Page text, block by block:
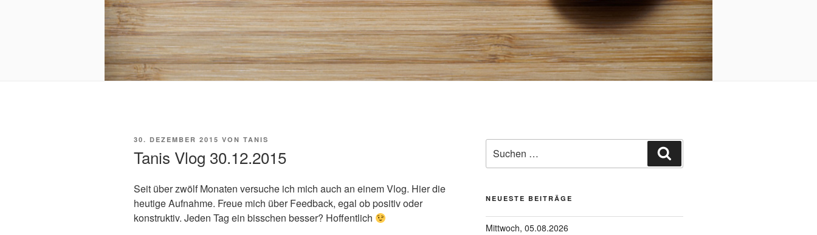
VERÖFFENTLICHT
30. DEZEMBER 2015 VON TANIS
Tanis Vlog 30.12.2015
Seit über zwölf Monaten versuche ich mich auch an einem Vlog. Hier die
heutige Aufnahme. Freue mich über Feedback, egal ob positiv oder
konstruktiv. Jeden Tag ein bisschen besser? Hoffentlich
nach:
NEUESTE BEITRÄGE
Mittwoch, 05.08.2026